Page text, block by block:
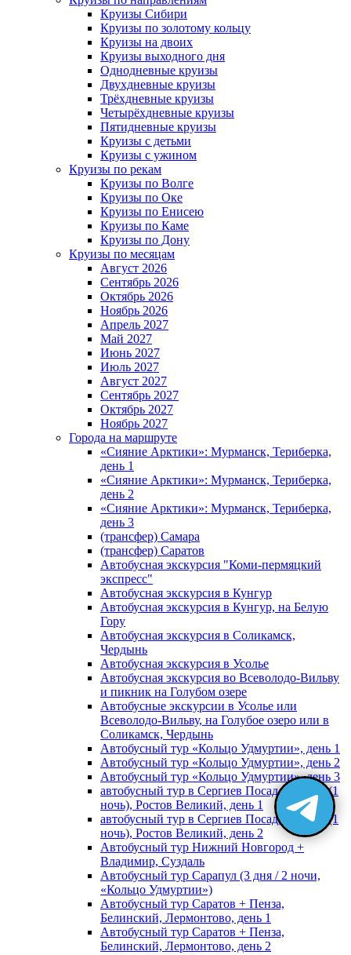
Круизы Сибири
Круизы по золотому кольцу
Круизы на двоих
Круизы выходного дня
Однодневные круизы
Двухдневные круизы
Трёхдневные круизы
Четырёхдневные круизы
Пятидневные круизы
Круизы с детьми
Круизы с ужином
Круизы по рекам
Круизы по Волге
Круизы по Оке
Круизы по Енисею
Круизы по Каме
Круизы по Дону
Круизы по месяцам
Август 2026
Сентябрь 2026
Октябрь 2026
Ноябрь 2026
Апрель 2027
Май 2027
Июнь 2027
Июль 2027
Август 2027
Сентябрь 2027
Октябрь 2027
Ноябрь 2027
Города на маршруте
«Сияние Арктики»: Мурманск, Териберка,
день 1
«Сияние Арктики»: Мурманск, Териберка,
день 2
«Сияние Арктики»: Мурманск, Териберка,
день 3
(трансфер) Самара
(трансфер) Саратов
Автобусная экскурсия "Коми-пермяцкий
экспресс"
Автобусная экскурсия в Кунгур
Автобусная экскурсия в Кунгур, на Белую
Гору
Автобусная экскурсия в Соликамск,
Чердынь
Автобусная экскурсия в Усолье
Автобусная экскурсия во Всеволодо-Вильву
и пикник на Голубом озере
Автобусные экскурсии в Усолье или
Всеволодо-Вильву, на Голубое озеро или в
Соликамск, Чердынь
Автобусный тур «Кольцо Удмуртии», день 1
Автобусный тур «Кольцо Удмуртии», день 2
Автобусный тур «Кольцо Удмуртии», день 3
автобусный тур в Сергиев Посад, Москву (1
ночь), Ростов Великий, день 1
автобусный тур в Сергиев Посад, Москву (1
ночь), Ростов Великий, день 2
Автобусный тур Нижний Новгород +
Владимир, Суздаль
Автобусный тур Сарапул (3 дня / 2 ночи,
«Кольцо Удмуртии»)
Автобусный тур Саратов + Пенза,
Белинский, Лермонтово, день 1
Автобусный тур Саратов + Пенза,
Белинский, Лермонтово, день 2